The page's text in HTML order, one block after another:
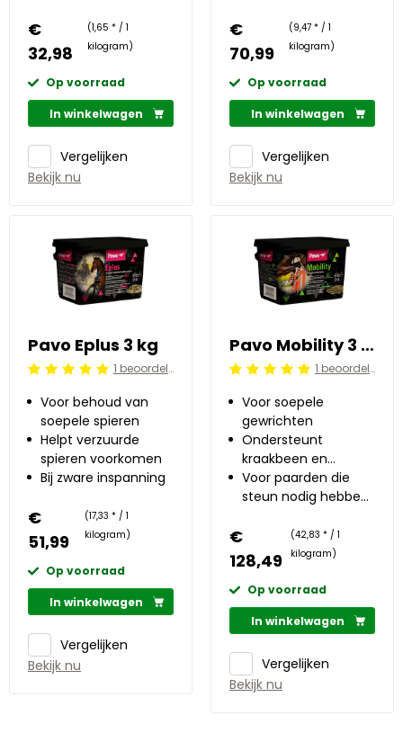
€
32,98
(1,65 * / 1
kilogram)
Op voorraad
In winkelwagen
Vergelijken
Bekijk nu
verandering van
dieet
€
70,99
(9,47 * / 1
kilogram)
Op voorraad
In winkelwagen
Vergelijken
Bekijk nu
Pavo Eplus 3 kg
Beoordeling: 5/5 1 beoordelingen
Voor behoud van
soepele spieren
Helpt verzuurde
spieren voorkomen
Bij zware inspanning
€
51,99
(17,33 * / 1
kilogram)
Op voorraad
In winkelwagen
Vergelijken
Bekijk nu
Pavo Mobility 3 kg
Beoordeling: 5/5 1 beoordelingen
Voor soepele
gewrichten
Ondersteunt
kraakbeen en
productie van
gewrichtsvloeistof
Voor paarden die
steun nodig hebben
€
128,49
(42,83 * / 1
kilogram)
Op voorraad
In winkelwagen
Vergelijken
Bekijk nu